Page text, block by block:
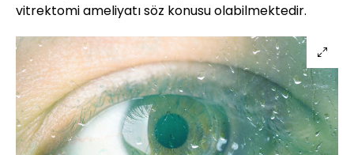
vitrektomi ameliyatı söz konusu olabilmektedir.